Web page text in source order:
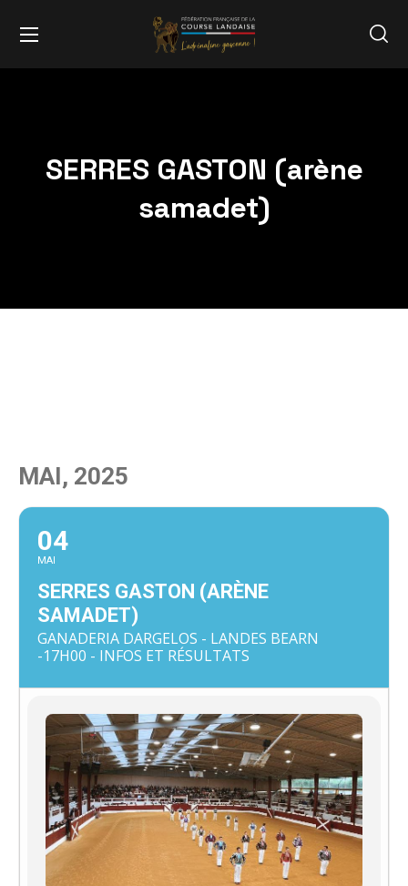
SERRES GASTON (arène
samadet)
MAI, 2025
04
MAI
SERRES GASTON (ARÈNE
SAMADET)
GANADERIA DARGELOS - LANDES BEARN
-17H00 - INFOS ET RÉSULTATS